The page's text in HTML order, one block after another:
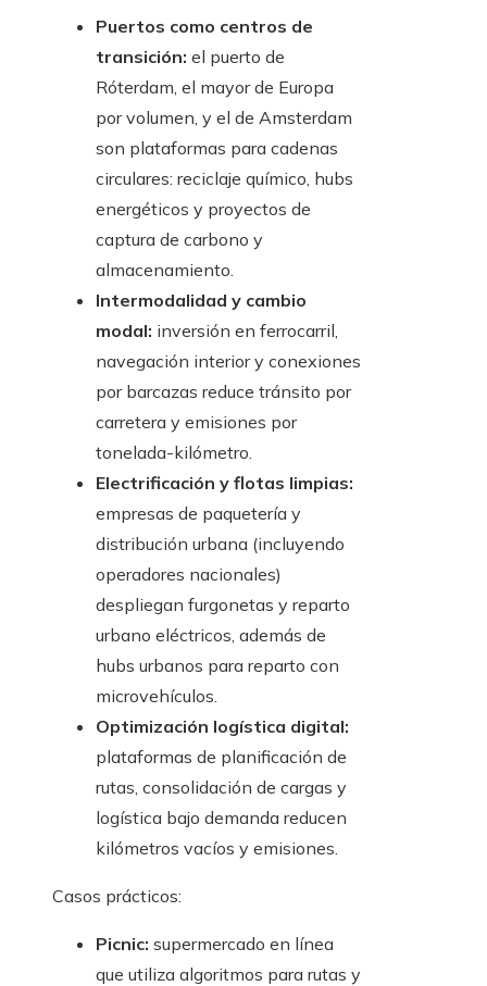
Puertos como centros de
transición: el puerto de
Róterdam, el mayor de Europa
por volumen, y el de Amsterdam
son plataformas para cadenas
circulares: reciclaje químico, hubs
energéticos y proyectos de
captura de carbono y
almacenamiento.
Intermodalidad y cambio
modal: inversión en ferrocarril,
navegación interior y conexiones
por barcazas reduce tránsito por
carretera y emisiones por
tonelada-kilómetro.
Electrificación y flotas limpias:
empresas de paquetería y
distribución urbana (incluyendo
operadores nacionales)
despliegan furgonetas y reparto
urbano eléctricos, además de
hubs urbanos para reparto con
microvehículos.
Optimización logística digital:
plataformas de planificación de
rutas, consolidación de cargas y
logística bajo demanda reducen
kilómetros vacíos y emisiones.
Casos prácticos:
Picnic: supermercado en línea
que utiliza algoritmos para rutas y